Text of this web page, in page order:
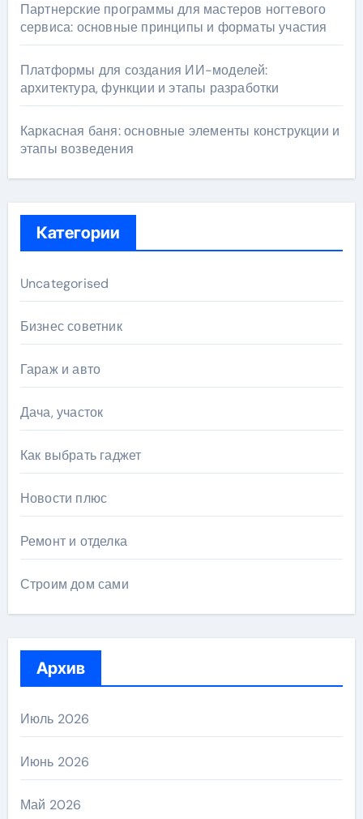
Партнерские программы для мастеров ногтевого
сервиса: основные принципы и форматы участия
Платформы для создания ИИ-моделей:
архитектура, функции и этапы разработки
Каркасная баня: основные элементы конструкции и
этапы возведения
Категории
Uncategorised
Бизнес советник
Гараж и авто
Дача, участок
Как выбрать гаджет
Новости плюс
Ремонт и отделка
Строим дом сами
Архив
Июль 2026
Июнь 2026
Май 2026